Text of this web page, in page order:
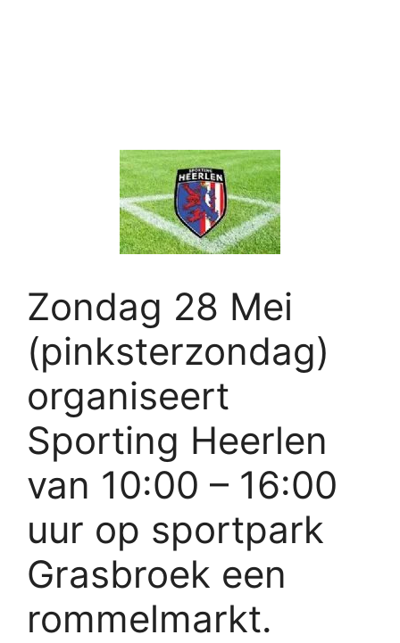
Zondag 28 Mei
(pinksterzondag)
organiseert
Sporting Heerlen
van 10:00 – 16:00
uur op sportpark
Grasbroek een
rommelmarkt.